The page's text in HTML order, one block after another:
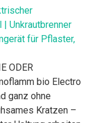
| Unkrautbrenner
für Pflaster,
ODER
bio Electro
ganz ohne
Kratzen –